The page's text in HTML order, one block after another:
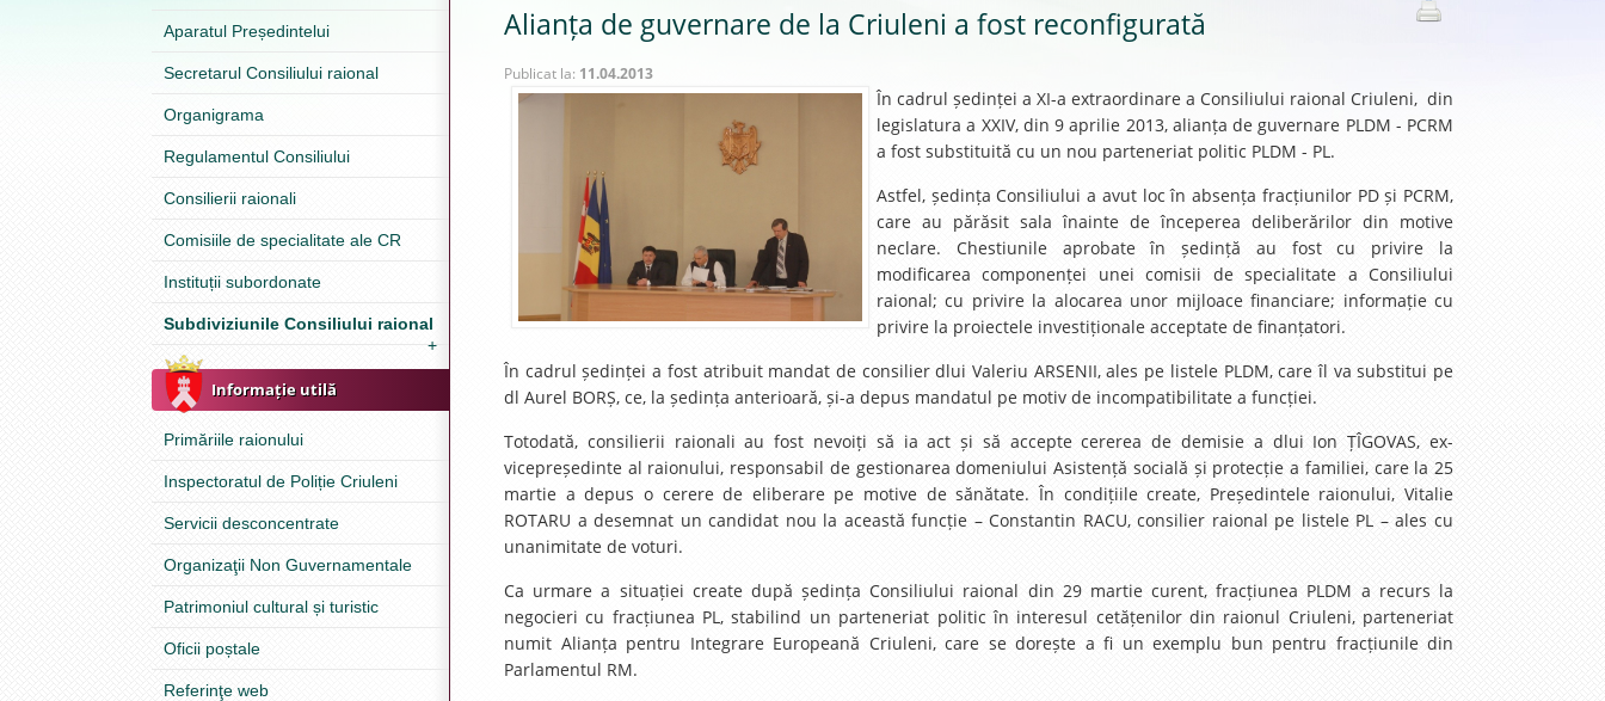
Aparatul Președintelui
Secretarul Consiliului raional
Organigrama
Regulamentul Consiliului
Consilierii raionali
Comisiile de specialitate ale CR
Instituții subordonate
Subdiviziunile Consiliului raional
+
Informație utilă
Primăriile raionului
Inspectoratul de Poliție Criuleni
Servicii desconcentrate
Organizaţii Non Guvernamentale
Patrimoniul cultural și turistic
Oficii poștale
Referinţe web
Alianța de guvernare de la Criuleni a fost reconfigurată
Publicat la: 11.04.2013
În cadrul ședinței a XI-a extraordinare a Consiliului raional Criuleni, din
legislatura a XXIV, din 9 aprilie 2013, alianța de guvernare PLDM - PCRM
a fost substituită cu un nou parteneriat politic PLDM - PL.
Astfel, ședința Consiliului a avut loc în absența fracțiunilor PD și PCRM,
care au părăsit sala înainte de începerea deliberărilor din motive
neclare. Chestiunile aprobate în ședință au fost cu privire la
modificarea componenței unei comisii de specialitate a Consiliului
raional; cu privire la alocarea unor mijloace financiare; informație cu
privire la proiectele investiționale acceptate de finanțatori.
În cadrul ședinței a fost atribuit mandat de consilier dlui Valeriu ARSENII, ales pe listele PLDM, care îl va substitui pe
dl Aurel BORȘ, ce, la ședința anterioară, și-a depus mandatul pe motiv de incompatibilitate a funcției.
Totodată, consilierii raionali au fost nevoiți să ia act și să accepte cererea de demisie a dlui Ion ȚÎGOVAS, ex-
vicepreședinte al raionului, responsabil de gestionarea domeniului Asistență socială și protecție a familiei, care la 25
martie a depus o cerere de eliberare pe motive de sănătate. În condițiile create, Președintele raionului, Vitalie
ROTARU a desemnat un candidat nou la această funcție – Constantin RACU, consilier raional pe listele PL – ales cu
unanimitate de voturi.
Ca urmare a situației create după ședința Consiliului raional din 29 martie curent, fracțiunea PLDM a recurs la
negocieri cu fracțiunea PL, stabilind un parteneriat politic în interesul cetățenilor din raionul Criuleni, parteneriat
numit Alianța pentru Integrare Europeană Criuleni, care se dorește a fi un exemplu bun pentru fracțiunile din
Parlamentul RM.